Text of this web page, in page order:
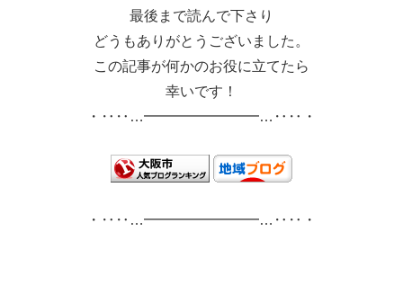
最後まで読んで下さり
どうもありがとうございました。
この記事が何かのお役に立てたら
幸いです！
・‥‥…━━━━━━━━…‥‥・
・‥‥…━━━━━━━━…‥‥・